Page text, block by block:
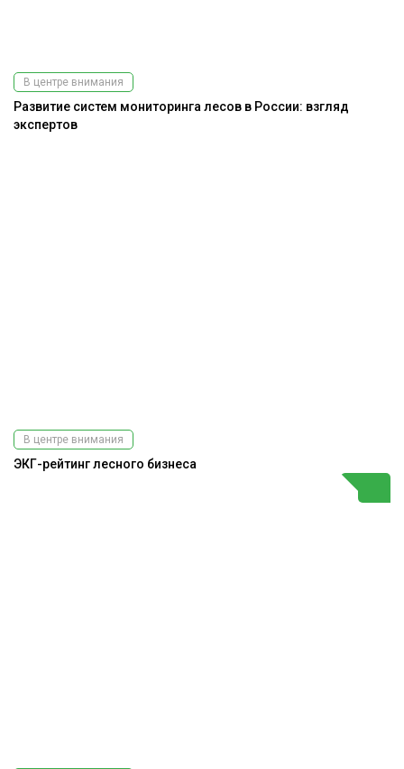
В центре внимания
Развитие систем мониторинга лесов в России: взгляд
экспертов
В центре внимания
ЭКГ-рейтинг лесного бизнеса